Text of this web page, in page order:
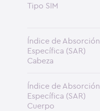
Tipo SIM
Índice de Absorción
Específica (SAR)
Cabeza
Índice de Absorción
Específica (SAR)
Cuerpo